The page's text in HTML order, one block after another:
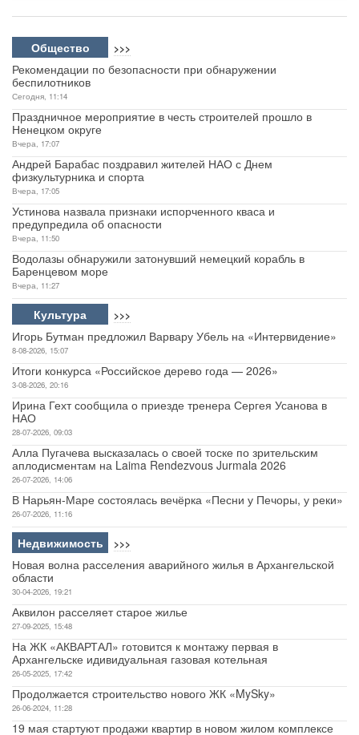
Общество >>>
Рекомендации по безопасности при обнаружении
беспилотников
Сегодня, 11:14
Праздничное мероприятие в честь строителей прошло в
Ненецком округе
Вчера, 17:07
Андрей Барабас поздравил жителей НАО с Днем
физкультурника и спорта
Вчера, 17:05
Устинова назвала признаки испорченного кваса и
предупредила об опасности
Вчера, 11:50
Водолазы обнаружили затонувший немецкий корабль в
Баренцевом море
Вчера, 11:27
Культура >>>
Игорь Бутман предложил Варвару Убель на «Интервидение»
8-08-2026, 15:07
Итоги конкурса «Российское дерево года — 2026»
3-08-2026, 20:16
Ирина Гехт сообщила о приезде тренера Сергея Усанова в
НАО
28-07-2026, 09:03
Алла Пугачева высказалась о своей тоске по зрительским
аплодисментам на Laima Rendezvous Jurmala 2026
26-07-2026, 14:06
В Нарьян-Маре состоялась вечёрка «Песни у Печоры, у реки»
26-07-2026, 11:16
Недвижимость >>>
Новая волна расселения аварийного жилья в Архангельской
области
30-04-2026, 19:21
Аквилон расселяет старое жилье
27-09-2025, 15:48
На ЖК «АКВАРТАЛ» готовится к монтажу первая в
Архангельске идивидуальная газовая котельная
26-05-2025, 17:42
Продолжается строительство нового ЖК «MySky»
26-06-2024, 11:28
19 мая стартуют продажи квартир в новом жилом комплексе